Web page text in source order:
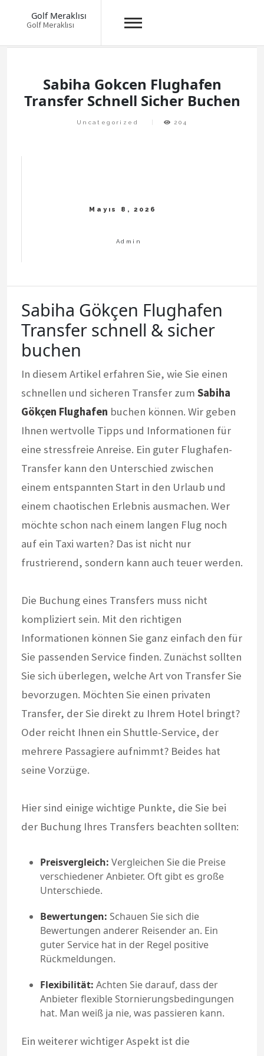
Golf Meraklısı
Golf Meraklısı
Sabiha Gokcen Flughafen
Transfer Schnell Sicher Buchen
Uncategorized 204
Sabiha Gökçen Flughafen
Transfer schnell & sicher
buchen
In diesem Artikel erfahren Sie, wie Sie einen
schnellen und sicheren Transfer zum Sabiha
Gökçen Flughafen buchen können. Wir geben
Ihnen wertvolle Tipps und Informationen für
eine stressfreie Anreise. Ein guter Flughafen-
Transfer kann den Unterschied zwischen
einem entspannten Start in den Urlaub und
einem chaotischen Erlebnis ausmachen. Wer
möchte schon nach einem langen Flug noch
auf ein Taxi warten? Das ist nicht nur
frustrierend, sondern kann auch teuer werden.
Die Buchung eines Transfers muss nicht
kompliziert sein. Mit den richtigen
Informationen können Sie ganz einfach den für
Sie passenden Service finden. Zunächst sollten
Sie sich überlegen, welche Art von Transfer Sie
bevorzugen. Möchten Sie einen privaten
Transfer, der Sie direkt zu Ihrem Hotel bringt?
Oder reicht Ihnen ein Shuttle-Service, der
mehrere Passagiere aufnimmt? Beides hat
seine Vorzüge.
Hier sind einige wichtige Punkte, die Sie bei
der Buchung Ihres Transfers beachten sollten:
Preisvergleich: Vergleichen Sie die Preise
verschiedener Anbieter. Oft gibt es große
Unterschiede.
Bewertungen: Schauen Sie sich die
Bewertungen anderer Reisender an. Ein
guter Service hat in der Regel positive
Rückmeldungen.
Flexibilität: Achten Sie darauf, dass der
Anbieter flexible Stornierungsbedingungen
hat. Man weiß ja nie, was passieren kann.
Ein weiterer wichtiger Aspekt ist die